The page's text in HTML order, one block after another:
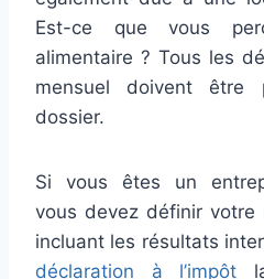
Est-ce que vous
alimentaire ? Tous les
mensuel doivent être
dossier.
Si vous êtes un
vous devez définir
incluant les résultats
déclaration à l’impôt